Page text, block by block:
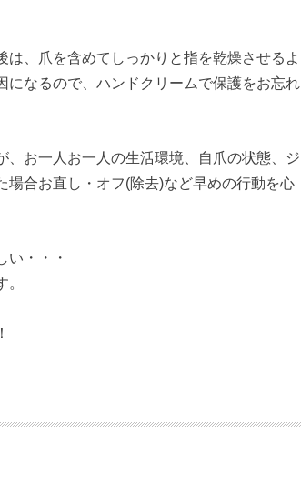
、爪を含めてしっかりと指を乾燥させるよ
になるので、ハンドクリームで保護をお忘れ
お一人お一人の生活環境、自爪の状態、ジ
場合お直し・オフ(除去)など早めの行動を心
い・・・